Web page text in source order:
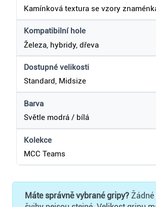
Kamínková textura se vzory
Kompatibilní hole
Železa, hybridy, dřeva
Dostupné velikosti
Standard, Midsize
Barva
Světle modrá / bílá
Kolekce
MCC Teams
Máte správně vybrané gripy? Žádné